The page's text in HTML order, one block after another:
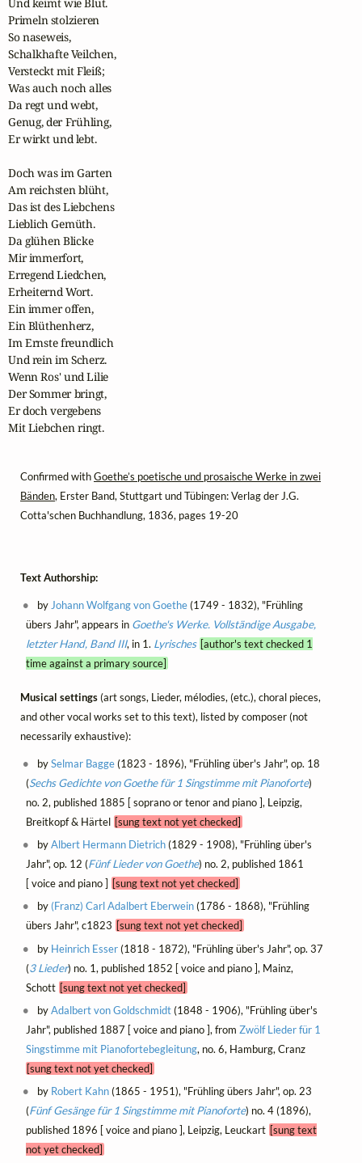
Primeln stolzieren
So naseweis,
Schalkhafte Veilchen,
Versteckt mit Fleiß;
Was auch noch alles
Da regt und webt,
Genug, der Frühling,
Er wirkt und lebt.
Doch was im Garten
Am reichsten blüht,
Das ist des Liebchens
Lieblich Gemüth.
Da glühen Blicke
Mir immerfort,
Erregend Liedchen,
Erheiternd Wort.
Ein immer offen,
Ein Blüthenherz,
Im Ernste freundlich
Und rein im Scherz.
Wenn Ros' und Lilie
Der Sommer bringt,
Er doch vergebens
Mit Liebchen ringt.
Confirmed withGoethe’s poetische und prosaische Werke in zwei
Bänden, Erster Band, Stuttgart und Tübingen: Verlag der J.G.
Cotta'schen Buchhandlung, 1836, pages 19-20
Text Authorship:
by Johann Wolfgang von Goethe(1749 - 1832), "Frühling
übers Jahr", appears in Goethe's Werke. Vollständige Ausgabe,
letzter Hand, Band III, in 1. Lyrisches [author's text checked 1
time against a primary source]
Musical settings(art songs, Lieder, mélodies, (etc.), choral pieces,
and other vocal works set to this text), listed by composer (not
necessarily exhaustive):
bySelmar Bagge(1823 - 1896), "Frühling über's Jahr", op. 18
(Sechs Gedichte von Goethe für 1 Singstimme mit Pianoforte)
no. 2, published 1885 [ soprano or tenor and piano ], Leipzig,
Breitkopf & Härtel [sung text not yet checked]
byAlbert Hermann Dietrich(1829 - 1908), "Frühling über's
Jahr", op. 12 (Fünf Lieder von Goethe) no. 2, published 1861
[ voice and piano ] [sung text not yet checked]
by (Franz) Carl Adalbert Eberwein(1786 - 1868), "Frühling
übers Jahr", c1823 [sung text not yet checked]
by Heinrich Esser(1818 - 1872), "Frühling über's Jahr", op. 37
(3 Lieder) no. 1, published 1852 [ voice and piano ], Mainz,
Schott [sung text not yet checked]
byAdalbert von Goldschmidt(1848 - 1906), "Frühling über's
Jahr", published 1887 [ voice and piano ], from Zwölf Lieder für 1
Singstimme mit Pianofortebegleitung, no. 6, Hamburg, Cranz
[sung text not yet checked]
by Robert Kahn(1865 - 1951), "Frühling übers Jahr", op. 23
(Fünf Gesänge für 1 Singstimme mit Pianoforte) no. 4 (1896),
published 1896 [ voice and piano ], Leipzig, Leuckart [sung text
not yet checked]